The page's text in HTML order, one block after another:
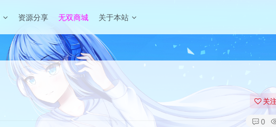
资源分享 无双商城 关于本站
关注
0